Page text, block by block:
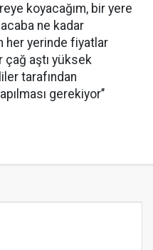
koyacağım, bir yere
ne kadar
her yerinde fiyatlar
çağ aştı yüksek
tarafından
gerekiyor’’